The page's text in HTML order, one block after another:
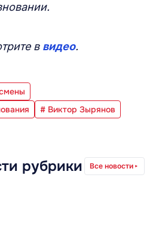
в видео.
# Виктор Зырянов
рубрики Все новости